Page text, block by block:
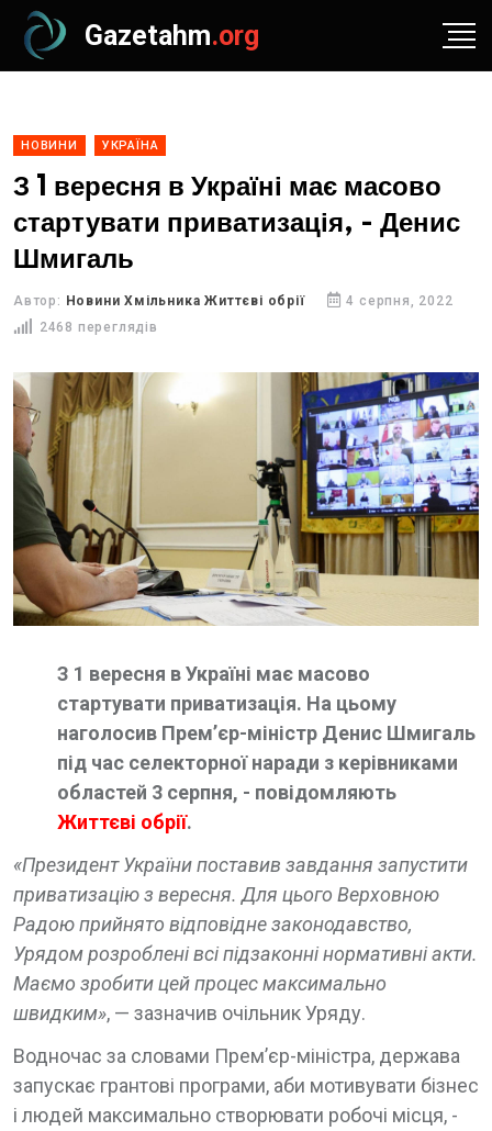
Gazetahm.org
НОВИНИ УКРАЇНА
З 1 вересня в Україні має масово
стартувати приватизація, - Денис
Шмигаль
Автор: Новини Хмільника Життєві обрії
4 серпня, 2022
2468 переглядів
З 1 вересня в Україні має масово
стартувати приватизація. На цьому
наголосив Прем’єр-міністр Денис Шмигаль
під час селекторної наради з керівниками
областей 3 серпня, - повідомляють
Життєві обрії.
«Президент України поставив завдання запустити
приватизацію з вересня. Для цього Верховною
Радою прийнято відповідне законодавство,
Урядом розроблені всі підзаконні нормативні акти.
Маємо зробити цей процес максимально
швидким», — зазначив очільник Уряду.
Водночас за словами Прем’єр-міністра, держава
запускає грантові програми, аби мотивувати бізнес
і людей максимально створювати робочі місця, -